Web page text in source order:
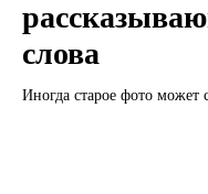
слова
Иногда старое фото может